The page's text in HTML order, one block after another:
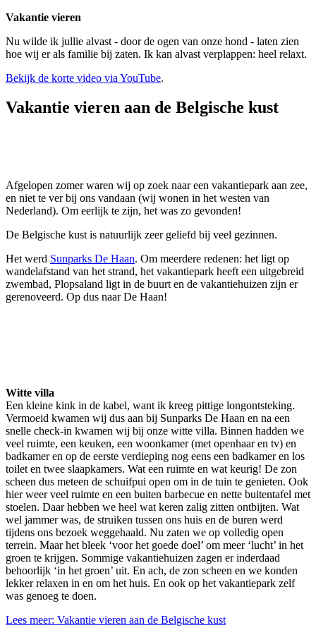
Vakantie vieren
Nu wilde ik jullie alvast - door de ogen van onze hond - laten zien
hoe wij er als familie bij zaten. Ik kan alvast verplappen: heel relaxt.
Bekijk de korte video via YouTube.
Vakantie vieren aan de Belgische kust
Afgelopen zomer waren wij op zoek naar een vakantiepark aan zee,
en niet te ver bij ons vandaan (wij wonen in het westen van
Nederland). Om eerlijk te zijn, het was zo gevonden!
De Belgische kust is natuurlijk zeer geliefd bij veel gezinnen.
Het werd Sunparks De Haan. Om meerdere redenen: het ligt op
wandelafstand van het strand, het vakantiepark heeft een uitgebreid
zwembad, Plopsaland ligt in de buurt en de vakantiehuizen zijn er
gerenoveerd. Op dus naar De Haan!
Witte villa
Een kleine kink in de kabel, want ik kreeg pittige longontsteking.
Vermoeid kwamen wij dus aan bij Sunparks De Haan en na een
snelle check-in kwamen wij bij onze witte villa. Binnen hadden we
veel ruimte, een keuken, een woonkamer (met openhaar en tv) en
badkamer en op de eerste verdieping nog eens een badkamer en los
toilet en twee slaapkamers. Wat een ruimte en wat keurig! De zon
scheen dus meteen de schuifpui open om in de tuin te genieten. Ook
hier weer veel ruimte en een buiten barbecue en nette buitentafel met
stoelen. Daar hebben we heel wat keren zalig zitten ontbijten. Wat
wel jammer was, de struiken tussen ons huis en de buren werd
tijdens ons bezoek weggehaald. Nu zaten we op volledig open
terrein. Maar het bleek ‘voor het goede doel’ om meer ‘lucht’ in het
groen te krijgen. Sommige vakantiehuizen zagen er inderdaad
behoorlijk ‘in het groen’ uit. En ach, de zon scheen en we konden
lekker relaxen in en om het huis. En ook op het vakantiepark zelf
was genoeg te doen.
Lees meer: Vakantie vieren aan de Belgische kust